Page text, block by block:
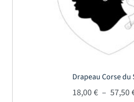
Drapeau Corse du
18,00€ – 57,50